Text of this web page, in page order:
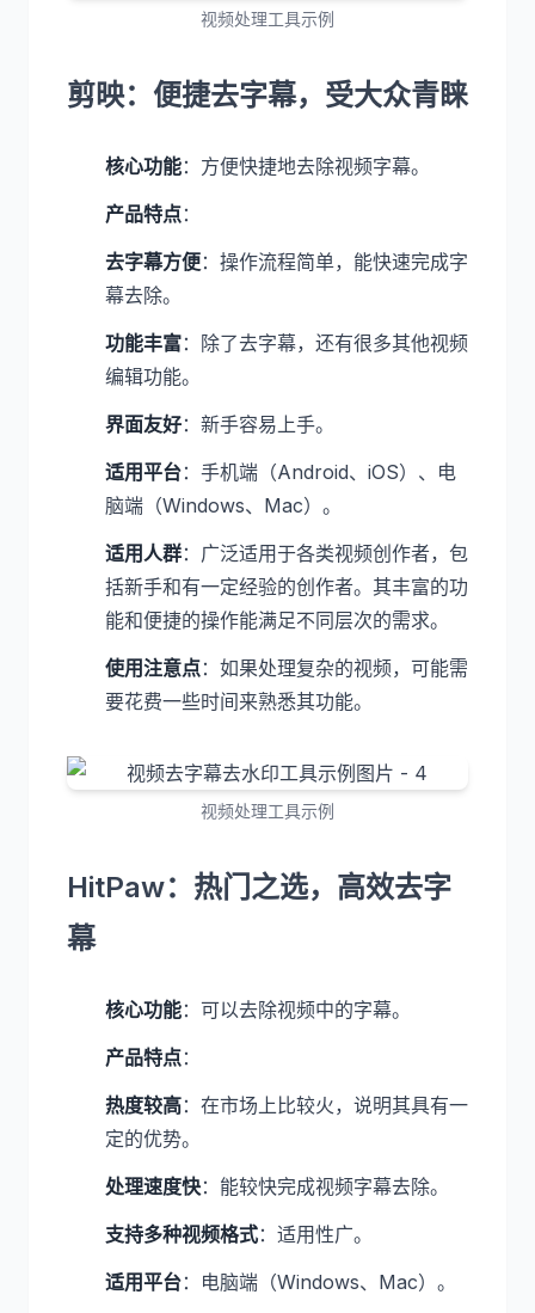
视频处理工具示例
剪映：便捷去字幕，受大众青睐
核心功能：方便快捷地去除视频字幕。
产品特点：
去字幕方便：操作流程简单，能快速完成字
幕去除。
功能丰富：除了去字幕，还有很多其他视频
编辑功能。
界面友好：新手容易上手。
适用平台：手机端（Android、iOS）、电
脑端（Windows、Mac）。
适用人群：广泛适用于各类视频创作者，包
括新手和有一定经验的创作者。其丰富的功
能和便捷的操作能满足不同层次的需求。
使用注意点：如果处理复杂的视频，可能需
要花费一些时间来熟悉其功能。
视频处理工具示例
HitPaw：热门之选，高效去字
幕
核心功能：可以去除视频中的字幕。
产品特点：
热度较高：在市场上比较火，说明其具有一
定的优势。
处理速度快：能较快完成视频字幕去除。
支持多种视频格式：适用性广。
适用平台：电脑端（Windows、Mac）。